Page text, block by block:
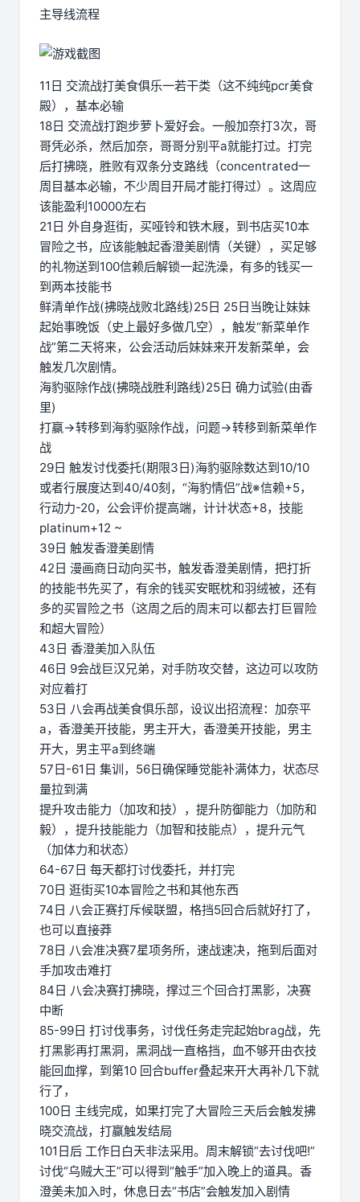
主导线流程
11日 交流战打美食俱乐一若干类（这不纯纯pcr美食
殿），基本必输
18日 交流战打跑步萝卜爱好会。一般加奈打3次，哥
哥凭必杀，然后加奈，哥哥分别平a就能打过。打完
后打拂晓，胜败有双条分支路线（concentrated一
周目基本必输，不少周目开局才能打得过）。这周应
该能盈利10000左右
21日 外自身逛街，买哑铃和铁木屐，到书店买10本
冒险之书，应该能触起香澄美剧情（关键），买足够
的礼物送到100信赖后解锁一起洗澡，有多的钱买一
到两本技能书
鲜清单作战(拂晓战败北路线)25日 25日当晚让妹妹
起始事晚饭（史上最好多做几空），触发“新菜单作
战”第二天将来，公会活动后妹妹来开发新菜单，会
触发几次剧情。
海豹驱除作战(拂晓战胜利路线)25日 确力试验(由香
里)
打赢→转移到海豹驱除作战，问题→转移到新菜单作
战
29日 触发讨伐委托(期限3日)海豹驱除数达到10/10
或者行展度达到40/40刻，“海豹情侣”战※信赖+5，
行动力-20，公会评价提高端，计计状态+8，技能
platinum+12 ~
39日 触发香澄美剧情
42日 漫画商日动向买书，触发香澄美剧情，把打折
的技能书先买了，有余的钱买安眠枕和羽绒被，还有
多的买冒险之书（这周之后的周末可以都去打巨冒险
和超大冒险）
43日 香澄美加入队伍
46日 9会战巨汉兄弟，对手防攻交替，这边可以攻防
对应着打
53日 八会再战美食俱乐部，设议出招流程：加奈平
a，香澄美开技能，男主开大，香澄美开技能，男主
开大，男主平a到终端
57日-61日 集训，56日确保睡觉能补满体力，状态尽
量拉到满
提升攻击能力（加攻和技），提升防御能力（加防和
毅），提升技能能力（加智和技能点），提升元气
（加体力和状态）
64-67日 每天都打讨伐委托，并打完
70日 逛街买10本冒险之书和其他东西
74日 八会正赛打斥候联盟，格挡5回合后就好打了，
也可以直接莽
78日 八会准决赛7星项务所，速战速决，拖到后面对
手加攻击难打
84日 八会决赛打拂晓，撑过三个回合打黑影，决赛
中断
85-99日 打讨伐事务，讨伐任务走完起始brag战，先
打黑影再打黑洞，黑洞战一直格挡，血不够开由衣技
能回血撑，到第10 回合buffer叠起来开大再补几下就
行了，
100日 主线完成，如果打完了大冒险三天后会触发拂
晓交流战，打赢触发结局
101日后 工作日白天非法采用。周末解锁“去讨伐吧!”
讨伐“乌贼大王”可以得到“触手”加入晚上的道具。香
澄美未加入时，休息日去“书店”会触发加入剧情